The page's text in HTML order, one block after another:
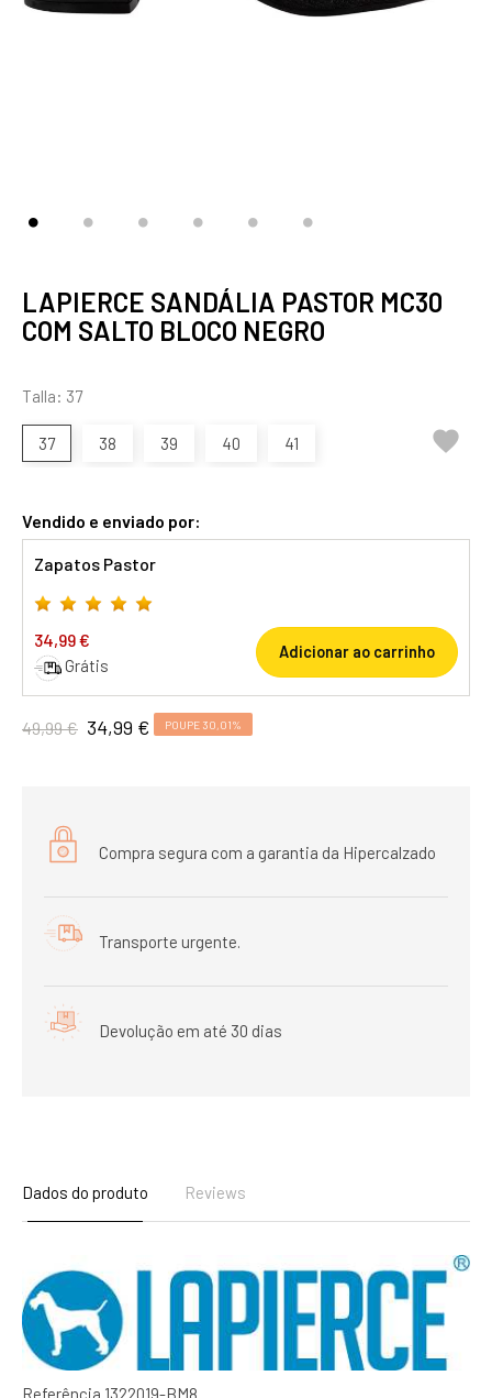
LAPIERCE SANDÁLIA PASTOR MC30
COM SALTO BLOCO NEGRO
Talla: 37
37 38 39 40 41 
Vendido e enviado por:
Zapatos Pastor
34,99 €
Grátis
Adicionar ao carrinho
49,99 € 34,99 € POUPE 30,01%
Compra segura com a garantia da Hipercalzado
Transporte urgente.
Devolução em até 30 dias
Dados do produto Reviews
Referência 1322019-BM8